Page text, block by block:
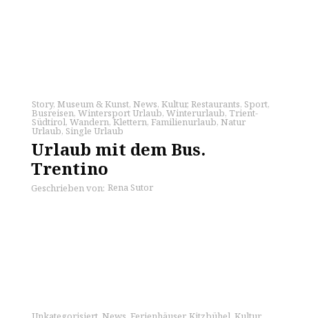
Story, Museum & Kunst, News, Kultur, Restaurants, Sport,
Busreisen, Wintersport Urlaub, Winterurlaub, Trient-
Südtirol, Wandern,Klettern, Familienurlaub, Natur
Urlaub, Single Urlaub
Urlaub mit dem Bus.
Trentino
Geschrieben von: Rena Sutor